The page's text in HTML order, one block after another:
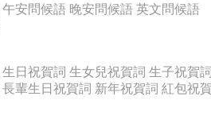
午安問候語 晚安問候語 英文問候語
生日祝賀詞 生女兒祝賀詞 生子祝賀
長輩生日祝賀詞 新年祝賀詞 紅包祝